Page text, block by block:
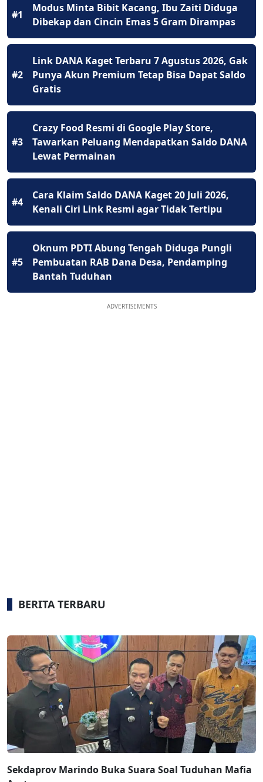
#1
Modus Minta Bibit Kacang, Ibu Zaiti Diduga
Dibekap dan Cincin Emas 5 Gram Dirampas
#2
Link DANA Kaget Terbaru 7 Agustus 2026, Gak
Punya Akun Premium Tetap Bisa Dapat Saldo
Gratis
#3
Crazy Food Resmi di Google Play Store,
Tawarkan Peluang Mendapatkan Saldo DANA
Lewat Permainan
#4
Cara Klaim Saldo DANA Kaget 20 Juli 2026,
Kenali Ciri Link Resmi agar Tidak Tertipu
#5
Oknum PDTI Abung Tengah Diduga Pungli
Pembuatan RAB Dana Desa, Pendamping
Bantah Tuduhan
ADVERTISEMENTS
BERITA TERBARU
Sekdaprov Marindo Buka Suara Soal Tuduhan Mafia